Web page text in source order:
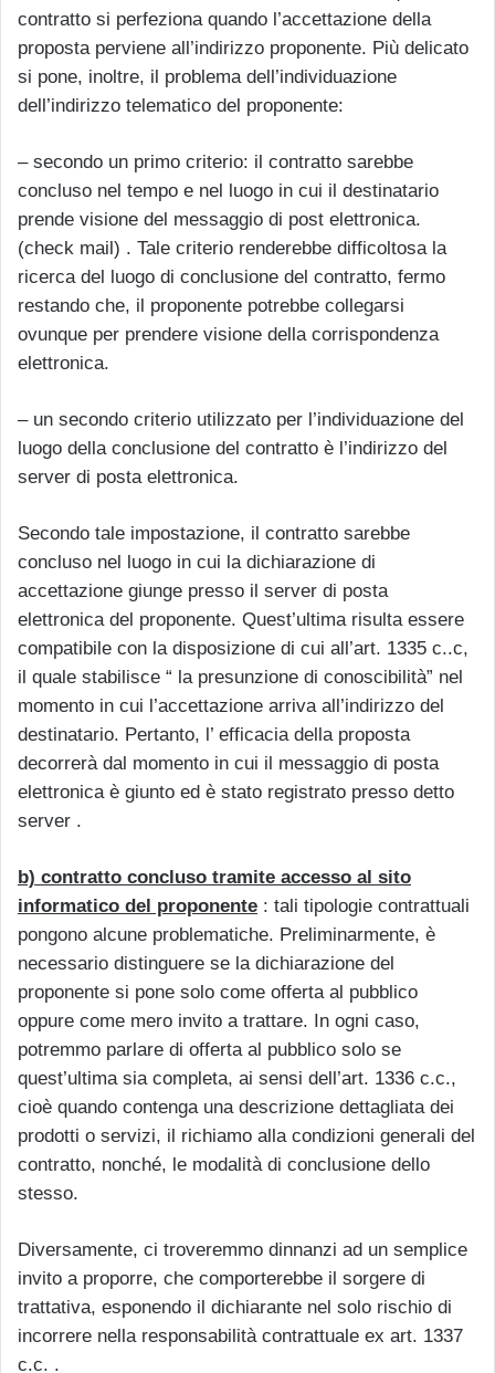
contratto si perfeziona quando l’accettazione della
proposta perviene all’indirizzo proponente. Più delicato
si pone, inoltre, il problema dell’individuazione
dell’indirizzo telematico del proponente:
– secondo un primo criterio: il contratto sarebbe
concluso nel tempo e nel luogo in cui il destinatario
prende visione del messaggio di post elettronica.
(check mail) . Tale criterio renderebbe difficoltosa la
ricerca del luogo di conclusione del contratto, fermo
restando che, il proponente potrebbe collegarsi
ovunque per prendere visione della corrispondenza
elettronica.
– un secondo criterio utilizzato per l’individuazione del
luogo della conclusione del contratto è l’indirizzo del
server di posta elettronica.
Secondo tale impostazione, il contratto sarebbe
concluso nel luogo in cui la dichiarazione di
accettazione giunge presso il server di posta
elettronica del proponente. Quest’ultima risulta essere
compatibile con la disposizione di cui all’art. 1335 c..c,
il quale stabilisce “ la presunzione di conoscibilità” nel
momento in cui l’accettazione arriva all’indirizzo del
destinatario. Pertanto, l’ efficacia della proposta
decorrerà dal momento in cui il messaggio di posta
elettronica è giunto ed è stato registrato presso detto
server .
b) contratto concluso tramite accesso al sito
informatico del proponente : tali tipologie contrattuali
pongono alcune problematiche. Preliminarmente, è
necessario distinguere se la dichiarazione del
proponente si pone solo come offerta al pubblico
oppure come mero invito a trattare. In ogni caso,
potremmo parlare di offerta al pubblico solo se
quest’ultima sia completa, ai sensi dell’art. 1336 c.c.,
cioè quando contenga una descrizione dettagliata dei
prodotti o servizi, il richiamo alla condizioni generali del
contratto, nonché, le modalità di conclusione dello
stesso.
Diversamente, ci troveremmo dinnanzi ad un semplice
invito a proporre, che comporterebbe il sorgere di
trattativa, esponendo il dichiarante nel solo rischio di
incorrere nella responsabilità contrattuale ex art. 1337
c.c. .